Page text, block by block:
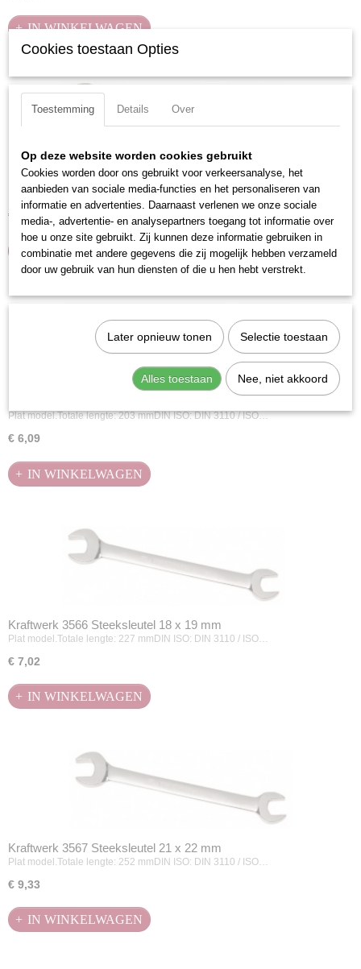
IN WINKELWAGEN
Kraftwerk 3564 Steeksleutel 14 x 15 mm
Plat model.Totale lengte: 188 mmDIN ISO: DIN 3110 / ISO…
€ 5,28
IN WINKELWAGEN
Plat model.Totale lengte: 203 mmDIN ISO: DIN 3110 / ISO…
€ 6,09
IN WINKELWAGEN
Kraftwerk 3566 Steeksleutel 18 x 19 mm
Plat model.Totale lengte: 227 mmDIN ISO: DIN 3110 / ISO…
€ 7,02
IN WINKELWAGEN
Kraftwerk 3567 Steeksleutel 21 x 22 mm
Plat model.Totale lengte: 252 mmDIN ISO: DIN 3110 / ISO…
€ 9,33
IN WINKELWAGEN
Cookies toestaan Opties
Toestemming Details Over
Op deze website worden cookies gebruikt
Cookies worden door ons gebruikt voor verkeersanalyse, het
aanbieden van sociale media-functies en het personaliseren van
informatie en advertenties. Daarnaast verlenen we onze sociale
media-, advertentie- en analysepartners toegang tot informatie over
hoe u onze site gebruikt. Zij kunnen deze informatie gebruiken in
combinatie met andere gegevens die zij mogelijk hebben verzameld
door uw gebruik van hun diensten of die u hen hebt verstrekt.
Later opnieuw tonen Selectie toestaan
Alles toestaan Nee, niet akkoord